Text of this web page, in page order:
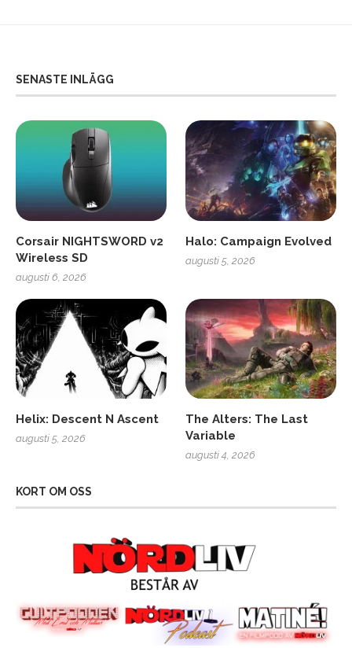
SENASTE INLÄGG
Corsair NIGHTSWORD v2
Wireless SD
augusti 6, 2026
Halo: Campaign Evolved
augusti 5, 2026
Helix: Descent N Ascent
augusti 5, 2026
The Alters: The Last
Variable
augusti 4, 2026
KORT OM OSS